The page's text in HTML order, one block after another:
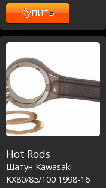
Купить
Hot Rods
Шатун Kawasaki
KX80/85/100 1998-16